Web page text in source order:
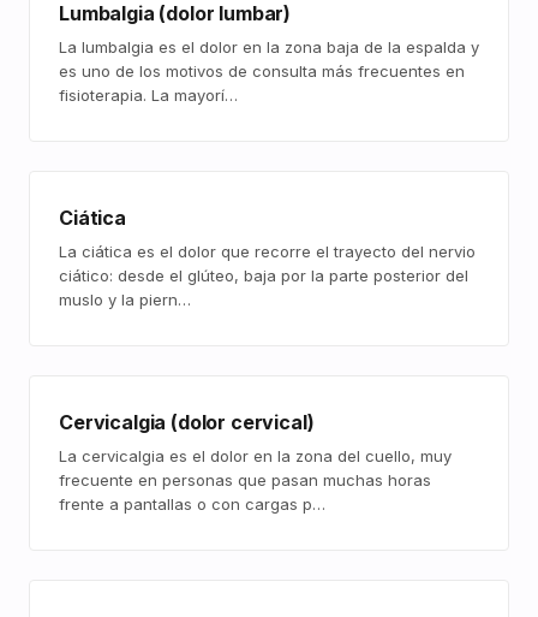
Lumbalgia (dolor lumbar)
La lumbalgia es el dolor en la zona baja de la espalda y
es uno de los motivos de consulta más frecuentes en
fisioterapia. La mayorí…
Ciática
La ciática es el dolor que recorre el trayecto del nervio
ciático: desde el glúteo, baja por la parte posterior del
muslo y la piern…
Cervicalgia (dolor cervical)
La cervicalgia es el dolor en la zona del cuello, muy
frecuente en personas que pasan muchas horas
frente a pantallas o con cargas p…